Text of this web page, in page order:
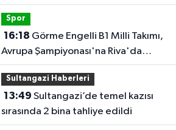
kaldırıyor
Spor
16:18
Avrupa Şampiyonası'na Riva'da
hazırlanıyor
Sultangazi Haberleri
13:49
sırasında 2 bina tahliye edildi